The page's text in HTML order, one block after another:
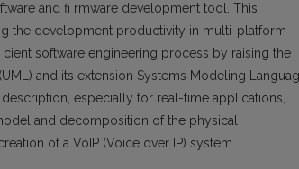
and fi rmware development tool. This
the development productivity in multi-platform
software engineering process by raising the
and its extension Systems Modeling
especially for real-time applications,
and decomposition of the physical
of a VoIP (Voice over IP) system.